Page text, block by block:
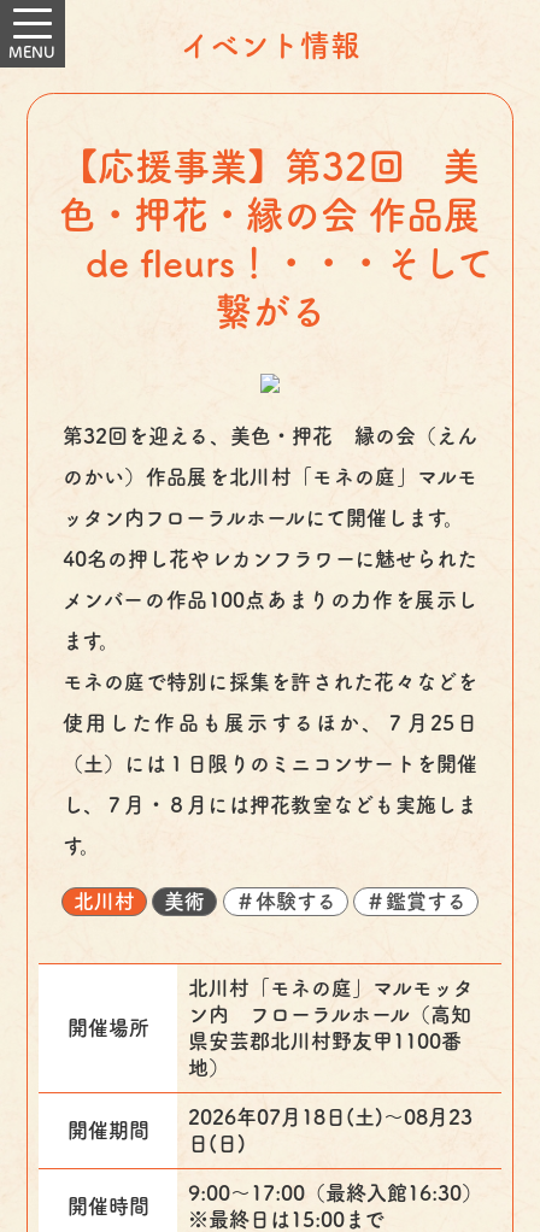
イベント情報
【応援事業】第32回 美
色・押花・縁の会 作品展
de fleurs！・・・そして
繋がる
第32回を迎える、美色・押花 縁の会（えん
のかい）作品展を北川村「モネの庭」マルモ
ッタン内フローラルホールにて開催します。
40名の押し花やレカンフラワーに魅せられた
メンバーの作品100点あまりの力作を展示し
ます。
モネの庭で特別に採集を許された花々などを
使用した作品も展示するほか、７月25日
（土）には１日限りのミニコンサートを開催
し、７月・８月には押花教室なども実施しま
す。
北川村 美術 ＃体験する ＃鑑賞する
開催場所
北川村「モネの庭」マルモッタ
ン内 フローラルホール（高知
県安芸郡北川村野友甲1100番
地）
開催期間
2026年07月18日(土)〜08月23
日(日)
開催時間
9:00～17:00（最終入館16:30）
※最終日は15:00まで